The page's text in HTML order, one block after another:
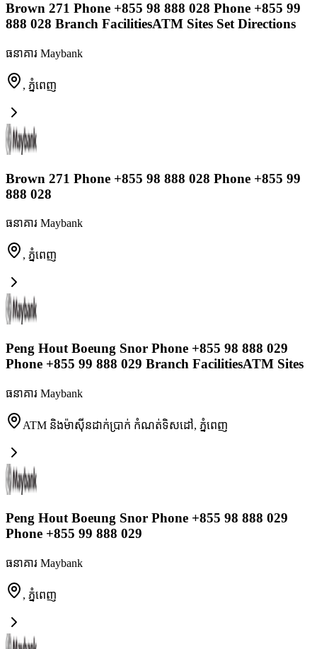
Brown 271 Phone +855 98 888 028 Phone +855 99
888 028 Branch FacilitiesATM Sites Set Directions
ធនាគារ Maybank
, ភ្នំពេញ
Brown 271 Phone +855 98 888 028 Phone +855 99
888 028
ធនាគារ Maybank
, ភ្នំពេញ
Peng Hout Boeung Snor Phone +855 98 888 029
Phone +855 99 888 029 Branch FacilitiesATM Sites
ធនាគារ Maybank
ATM និងម៉ាស៊ីនដាក់ប្រាក់ កំណត់ទិសដៅ, ភ្នំពេញ
Peng Hout Boeung Snor Phone +855 98 888 029
Phone +855 99 888 029
ធនាគារ Maybank
, ភ្នំពេញ